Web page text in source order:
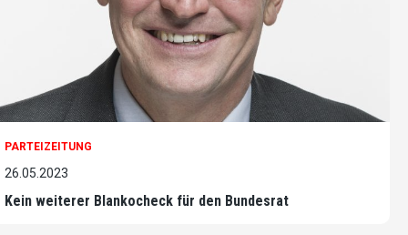
PARTEIZEITUNG
26.05.2023
Kein weiterer Blankocheck für den Bundesrat